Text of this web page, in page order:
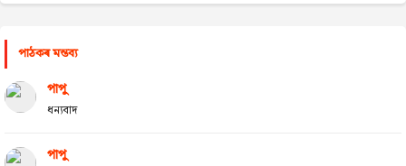
পাঠকৰ মন্তব্য
পাপু
ধন্যবাদ
পাপু